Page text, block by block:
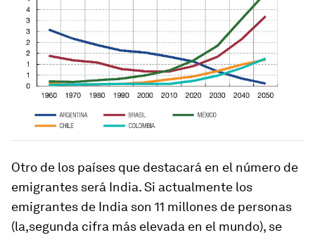
Otro de los países que destacará en el número de
emigrantes será India. Si actualmente los
emigrantes de India son 11 millones de personas
(la,segunda cifra más elevada en el mundo), se